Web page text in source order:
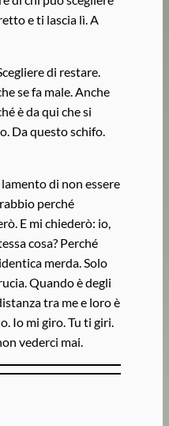
e ti lascia lì. A
di restare.
se fa male. Anche
è da qui che si
Da questo schifo.
di non essere
perché
E mi chiederò: io,
cosa? Perché
merda. Solo
Quando è degli
tra me e loro è
Io mi giro. Tu ti giri.
vederci mai.